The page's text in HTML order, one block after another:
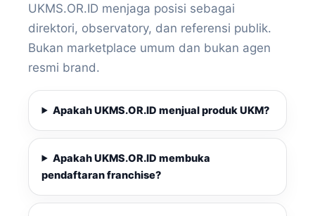
UKMS.OR.ID menjaga posisi sebagai
direktori, observatory, dan referensi publik.
Bukan marketplace umum dan bukan agen
resmi brand.
Apakah UKMS.OR.ID menjual produk UKM?
Apakah UKMS.OR.ID membuka
pendaftaran franchise?